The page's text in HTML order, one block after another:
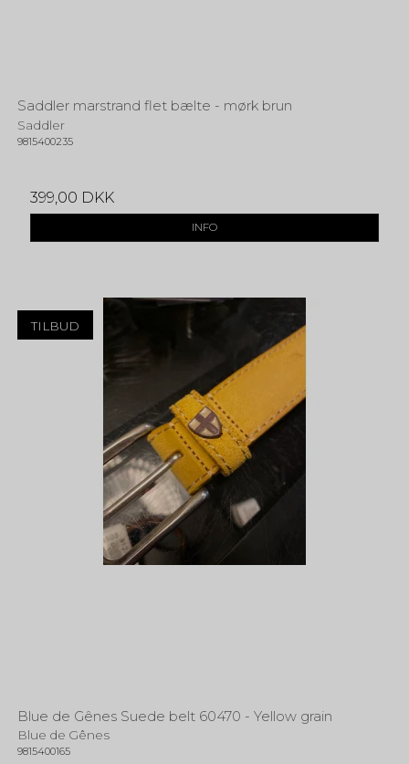
Saddler marstrand flet bælte - mørk brun
Saddler
9815400235
399,00 DKK
INFO
TILBUD
Blue de Gênes Suede belt 60470 - Yellow grain
Blue de Gênes
9815400165